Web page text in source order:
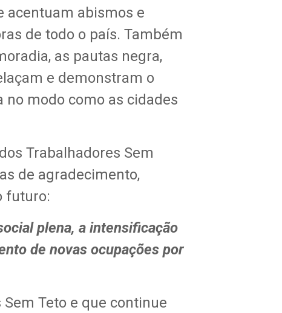
acentuam abismos e
de todo o país. Também
as pautas negra,
e demonstram o
modo como as cidades
Trabalhadores Sem
de agradecimento,
futuro:
plena, a intensificação
de novas ocupações por
Teto e que continue